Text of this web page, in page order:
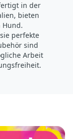
in der
bieten
perfekte
sind
Arbeit